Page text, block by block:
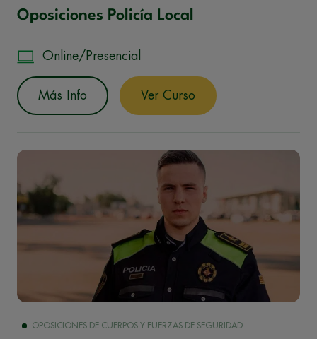
Oposiciones Policía Local
Online/Presencial
Más Info Ver Curso
OPOSICIONES DE CUERPOS Y FUERZAS DE SEGURIDAD